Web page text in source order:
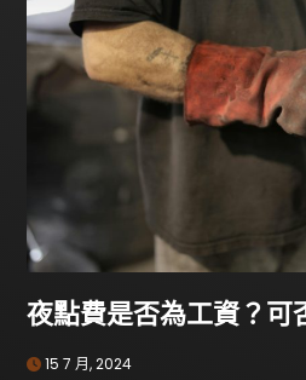
夜點費是否為工資？可
15 7 月, 2024